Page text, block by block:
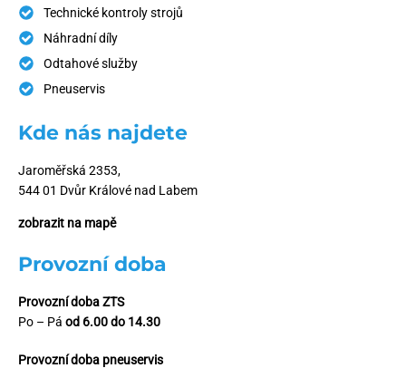
Technické kontroly strojů
Náhradní díly
Odtahové služby
Pneuservis
Kde nás najdete
Jaroměřská 2353,
544 01 Dvůr Králové nad Labem
zobrazit na mapě
Provozní doba
Provozní doba ZTS
Po – Pá od 6.00 do 14.30
Provozní doba pneuservis